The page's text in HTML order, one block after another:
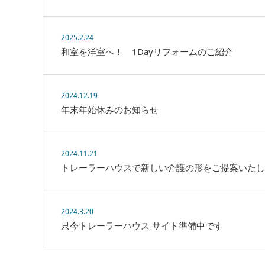
2025.2.24
和室を洋室へ！ 1Dayリフォームのご紹介
2024.12.19
年末年始休みのお知らせ
2024.11.21
トレーラーハウスで新しい介護の形をご提案いた
2024.3.20
只今トレーラーハウス サイト準備中です